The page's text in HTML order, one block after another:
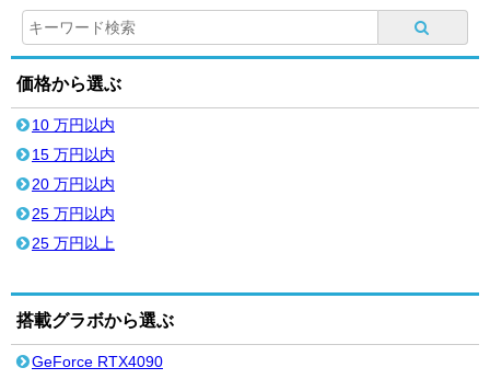
価格から選ぶ
10 万円以内
15 万円以内
20 万円以内
25 万円以内
25 万円以上
搭載グラボから選ぶ
GeForce RTX4090